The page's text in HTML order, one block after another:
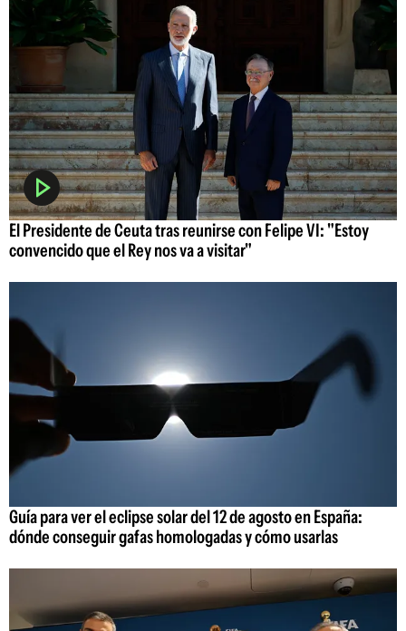
El Presidente de Ceuta tras reunirse con Felipe VI: "Estoy
convencido que el Rey nos va a visitar"
Guía para ver el eclipse solar del 12 de agosto en España:
dónde conseguir gafas homologadas y cómo usarlas